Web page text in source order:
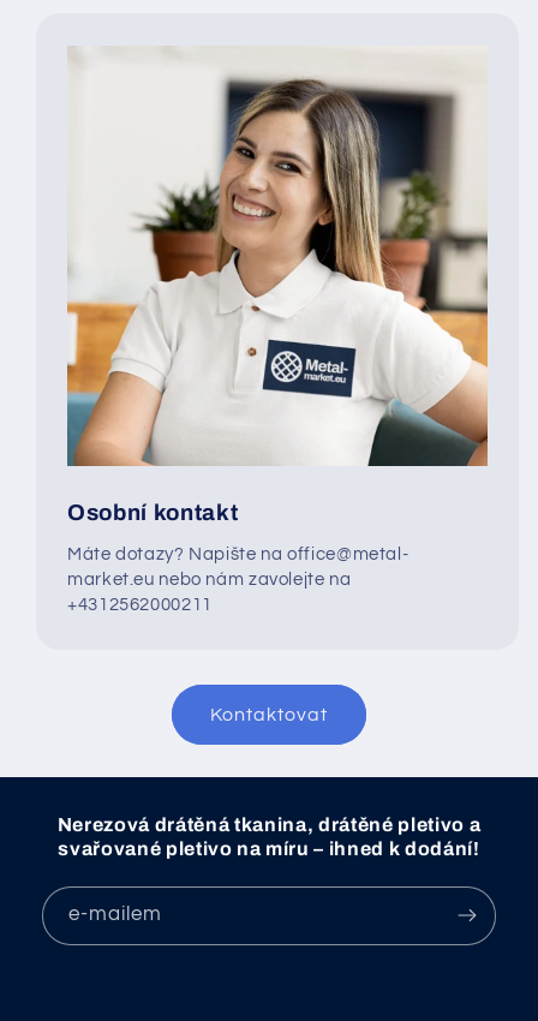
Osobní kontakt
Máte dotazy? Napište na office@metal-
market.eu nebo nám zavolejte na
+4312562000211
Kontaktovat
Nerezová drátěná tkanina, drátěné pletivo a
svařované pletivo na míru – ihned k dodání!
e-mailem